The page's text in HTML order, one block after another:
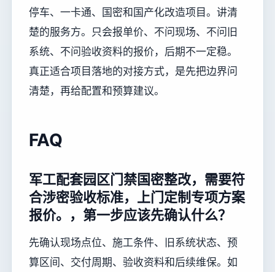
停车、一卡通、国密和国产化改造项目。讲清
楚的服务方。只会报单价、不问现场、不问旧
系统、不问验收资料的报价，后期不一定稳。
真正适合项目落地的对接方式，是先把边界问
清楚，再给配置和预算建议。
FAQ
军工配套园区门禁国密整改，需要符
合涉密验收标准，上门定制专项方案
报价。，第一步应该先确认什么？
先确认现场点位、施工条件、旧系统状态、预
算区间、交付周期、验收资料和后续维保。如